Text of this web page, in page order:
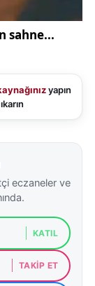
yapın
eczaneler ve
KATIL
TAKIP ET